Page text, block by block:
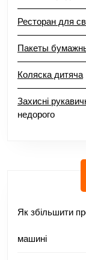
Ресторан для
Пакеты
Коляска дитяча
Захисні
недорого
Як збільшити
машині